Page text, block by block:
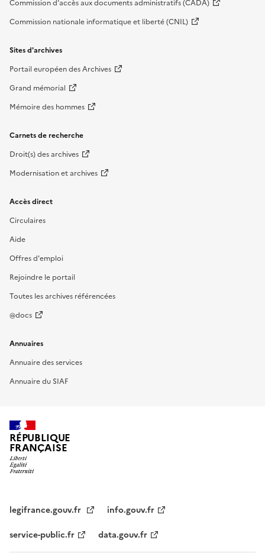
Commission d'accès aux documents administratifs (CADA)
Commission nationale informatique et liberté (CNIL)
Sites d'archives
Portail européen des Archives
Grand mémorial
Mémoire des hommes
Carnets de recherche
Droit(s) des archives
Modernisation et archives
Accès direct
Circulaires
Aide
Offres d'emploi
Rejoindre le portail
Toutes les archives référencées
@docs
Annuaires
Annuaire des services
Annuaire du SIAF
RÉPUBLIQUE
FRANÇAISE
legifrance.gouv.fr
info.gouv.fr
service-public.fr
data.gouv.fr